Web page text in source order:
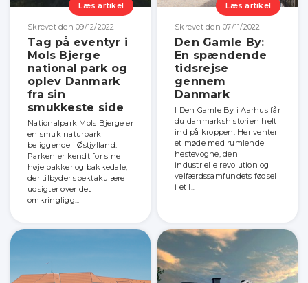
Læs artikel
Skrevet den 09/12/2022
Tag på eventyr i
Mols Bjerge
national park og
oplev Danmark
fra sin
smukkeste side
Nationalpark Mols Bjerge er
en smuk naturpark
beliggende i Østjylland.
Parken er kendt for sine
høje bakker og bakkedale,
der tilbyder spektakulære
udsigter over det
omkringligg...
Læs artikel
Skrevet den 07/11/2022
Den Gamle By:
En spændende
tidsrejse
gennem
Danmark
I Den Gamle By i Aarhus får
du danmarkshistorien helt
ind på kroppen. Her venter
et møde med rumlende
hestevogne, den
industrielle revolution og
velfærdssamfundets fødsel
i et l...